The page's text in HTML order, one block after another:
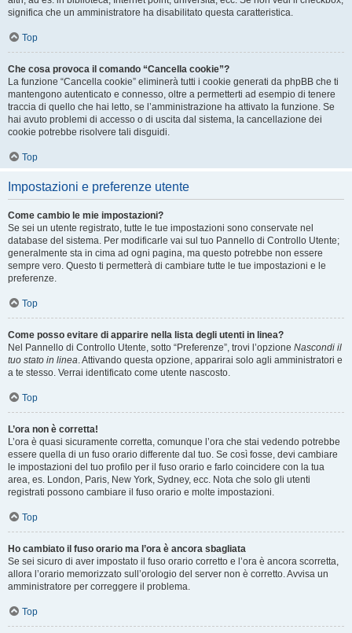
significa che un amministratore ha disabilitato questa caratteristica.
Top
Che cosa provoca il comando “Cancella cookie”?
La funzione “Cancella cookie” eliminerà tutti i cookie generati da phpBB che ti
mantengono autenticato e connesso, oltre a permetterti ad esempio di tenere
traccia di quello che hai letto, se l’amministrazione ha attivato la funzione. Se
hai avuto problemi di accesso o di uscita dal sistema, la cancellazione dei
cookie potrebbe risolvere tali disguidi.
Top
Impostazioni e preferenze utente
Come cambio le mie impostazioni?
Se sei un utente registrato, tutte le tue impostazioni sono conservate nel
database del sistema. Per modificarle vai sul tuo Pannello di Controllo Utente;
generalmente sta in cima ad ogni pagina, ma questo potrebbe non essere
sempre vero. Questo ti permetterà di cambiare tutte le tue impostazioni e le
preferenze.
Top
Come posso evitare di apparire nella lista degli utenti in linea?
Nel Pannello di Controllo Utente, sotto “Preferenze”, trovi l’opzione Nascondi il
tuo stato in linea. Attivando questa opzione, apparirai solo agli amministratori e
a te stesso. Verrai identificato come utente nascosto.
Top
L’ora non è corretta!
L’ora è quasi sicuramente corretta, comunque l’ora che stai vedendo potrebbe
essere quella di un fuso orario differente dal tuo. Se così fosse, devi cambiare
le impostazioni del tuo profilo per il fuso orario e farlo coincidere con la tua
area, es. London, Paris, New York, Sydney, ecc. Nota che solo gli utenti
registrati possono cambiare il fuso orario e molte impostazioni.
Top
Ho cambiato il fuso orario ma l’ora è ancora sbagliata
Se sei sicuro di aver impostato il fuso orario corretto e l’ora è ancora scorretta,
allora l’orario memorizzato sull’orologio del server non è corretto. Avvisa un
amministratore per correggere il problema.
Top